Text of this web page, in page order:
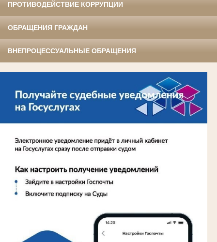
ПРОТИВОДЕЙСТВИЕ КОРРУПЦИИ
ОБРАЩЕНИЯ ГРАЖДАН
ВНЕПРОЦЕССУАЛЬНЫЕ ОБРАЩЕНИЯ